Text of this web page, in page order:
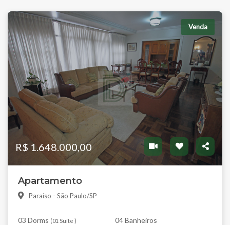
Venda
R$ 1.648.000,00
Apartamento
Paraíso - São Paulo/SP
03 Dorms (01 Suíte ) 04 Banheiros